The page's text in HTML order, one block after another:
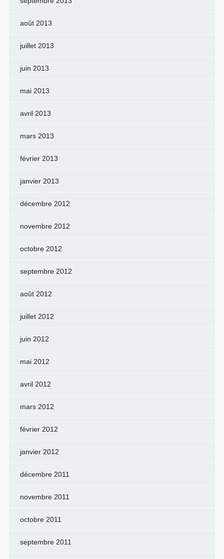
août 2013
juillet 2013
juin 2013
mai 2013
avril 2013
mars 2013
février 2013
janvier 2013
décembre 2012
novembre 2012
octobre 2012
septembre 2012
août 2012
juillet 2012
juin 2012
mai 2012
avril 2012
mars 2012
février 2012
janvier 2012
décembre 2011
novembre 2011
octobre 2011
septembre 2011